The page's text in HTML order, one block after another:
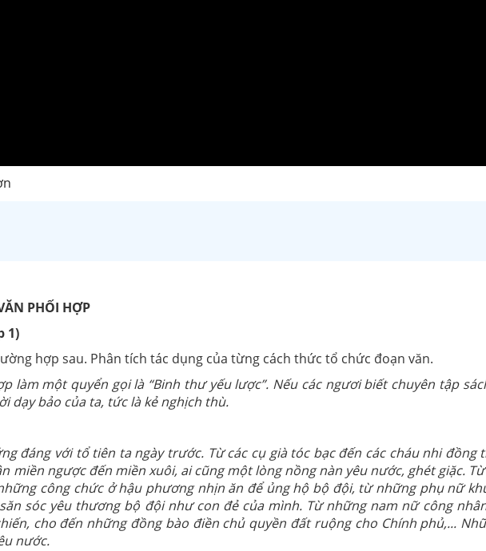
PHỐI HỢP
1)
hợp sau. Phân tích tác dụng của từng cách thức tổ chức đoạn văn.
làm một quyển gọi là “Binh thư yếu lược”. Nếu các ngươi biết chuyên tập
dạy bảo của ta, tức là kẻ nghịch thù.
đáng với tổ tiên ta ngày trước. Từ các cụ già tóc bạc đến các cháu nhi
miền ngược đến miền xuôi, ai cũng một lòng nồng nàn yêu nước, ghét giặc.
công chức ở hậu phương nhịn ăn để ủng hộ bộ đội, từ những phụ nữ
sóc yêu thương bộ đội như con đẻ của mình. Từ những nam nữ công
cho đến những đồng bào điền chủ quyền đất ruộng cho Chính phủ,...
nước.